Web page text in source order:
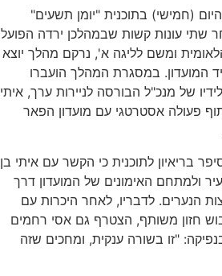
(חמישי) בתוכנית "יומן תשעים"
שתי עונות קשות שבמהלכן ירדה הפועל
ומשם לליגה א', נרקם מהלך יוצא
המועדון. במסגרת המהלך הועברו
של מנכ"ל הבורסה לניירות ערך, איתי
פעולה אסטרטגי עם מועדון הפאר
בריאיון לתוכנית כי הקשר עם איתי בן
ולמתחם האימונים של המועדון דרך
הנערים. לדבריו, לאחר היכרות עם
חזון משותף, הצטרף גם אסי רחמים
"זו בשורה ענקית, ומחכים שזה